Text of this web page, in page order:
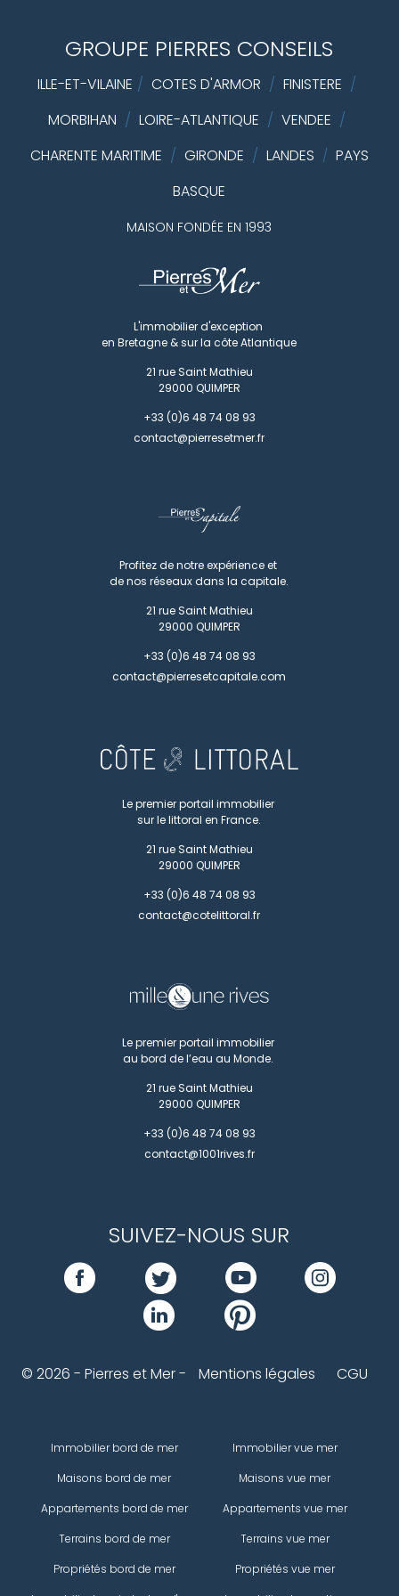
GROUPE PIERRES CONSEILS
ILLE-ET-VILAINE / COTES D'ARMOR / FINISTERE /
MORBIHAN / LOIRE-ATLANTIQUE / VENDEE /
CHARENTE MARITIME / GIRONDE / LANDES / PAYS
BASQUE
MAISON FONDÉE EN 1993
L'immobilier d'exception
en Bretagne & sur la côte Atlantique
21 rue Saint Mathieu
29000 QUIMPER
+33 (0)6 48 74 08 93
contact@pierresetmer.fr
Profitez de notre expérience et
de nos réseaux dans la capitale.
21 rue Saint Mathieu
29000 QUIMPER
+33 (0)6 48 74 08 93
contact@pierresetcapitale.com
Le premier portail immobilier
sur le littoral en France.
21 rue Saint Mathieu
29000 QUIMPER
+33 (0)6 48 74 08 93
contact@cotelittoral.fr
Le premier portail immobilier
au bord de l’eau au Monde.
21 rue Saint Mathieu
29000 QUIMPER
+33 (0)6 48 74 08 93
contact@1001rives.fr
SUIVEZ-NOUS SUR
© 2026 - Pierres et Mer - Mentions légales CGU
Immobilier bord de mer
Maisons bord de mer
Appartements bord de mer
Terrains bord de mer
Propriétés bord de mer
Immobilier vue mer
Maisons vue mer
Appartements vue mer
Terrains vue mer
Propriétés vue mer